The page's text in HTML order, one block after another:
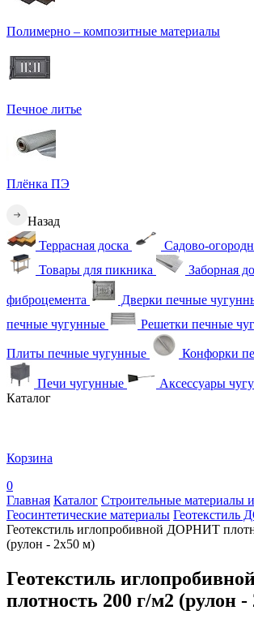
Полимерно – композитные материалы
Печное литье
Плёнка ПЭ
Назад
Террасная доска
Садово-
Товары для пикника
Заборная
фиброцемента Дверки печные
печные чугунные
Решетки печные
Плиты печные чугунные Конфорки
Печи чугунные
Аксессуары
Каталог
Корзина
0
Главная Каталог Строительные материалы
Геосинтетические материалы
Геотекстиль иглопробивной ДОРНИТ
(рулон - 2х50 м)
Геотекстиль
плотность 200 г/м2 (рулон -